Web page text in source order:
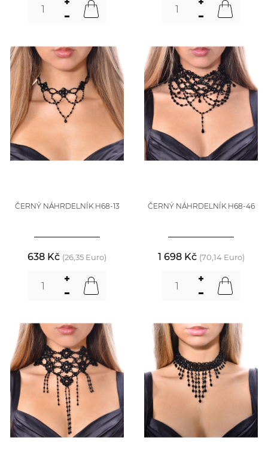
ČERNÝ NÁHRDELNÍK H68-13
638 Kč (26,35 Euro)
ČERNÝ NÁHRDELNÍK H68-46
1 698 Kč (70,14 Euro)